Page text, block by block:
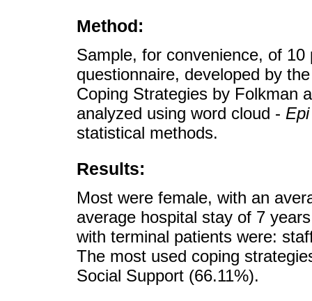
Method:
Sample, for convenience, of
questionnaire, developed by
Coping Strategies by Folkman
analyzed using word cloud -
statistical methods.
Results:
Most were female, with an
average hospital stay of 7
with terminal patients were:
The most used coping
Social Support (66.11%).